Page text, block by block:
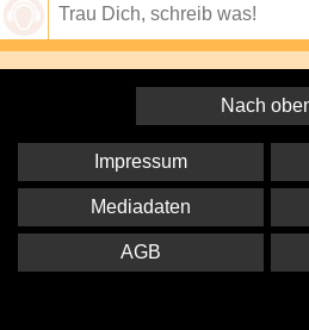
Nach
Impressum
Mediadaten
AGB